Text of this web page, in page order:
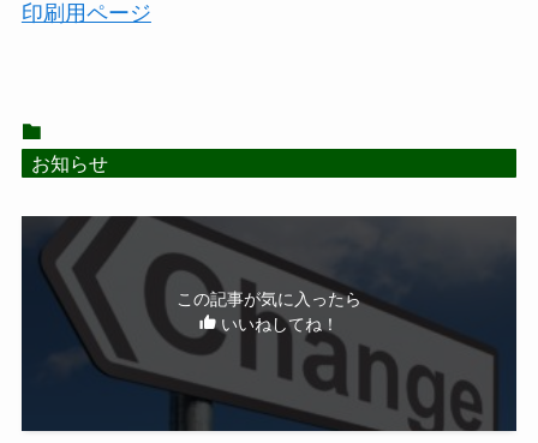
印刷用ページ
お知らせ
この記事が気に入ったら
いいねしてね！